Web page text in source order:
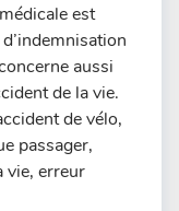
est
aussi
de la vie.
de vélo,
passager,
vie, erreur